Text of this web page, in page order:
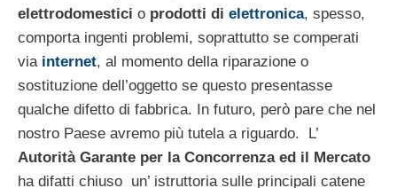
elettrodomestici o prodotti di elettronica, spesso,
comporta ingenti problemi, soprattutto se comperati
viainternet, al momento della riparazione o
sostituzione dell’oggetto se questo presentasse
qualche difetto di fabbrica. In futuro, però pare che nel
nostro Paese avremo più tutela a riguardo. L’
Autorità Garante per la Concorrenza ed il Mercato
ha difatti chiuso un’ istruttoria sulle principali catene